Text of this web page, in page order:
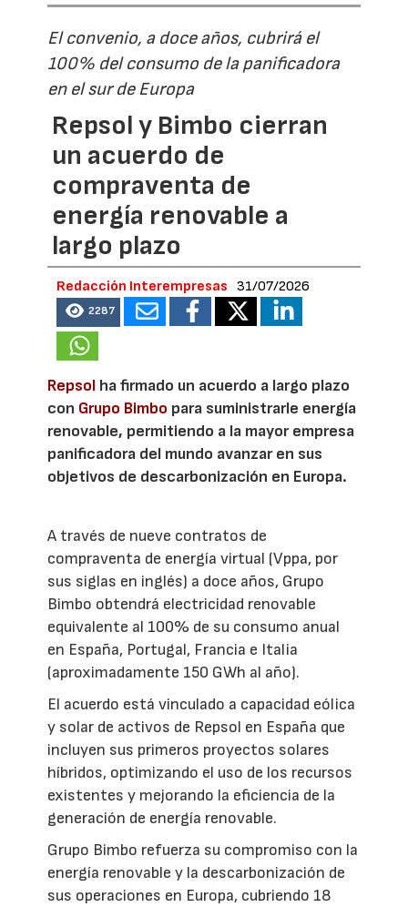
El convenio, a doce años, cubrirá el
100% del consumo de la panificadora
en el sur de Europa
Repsol y Bimbo cierran
un acuerdo de
compraventa de
energía renovable a
largo plazo
Redacción Interempresas 31/07/2026
2287
Repsol ha firmado un acuerdo a largo plazo
con Grupo Bimbo para suministrarle energía
renovable, permitiendo a la mayor empresa
panificadora del mundo avanzar en sus
objetivos de descarbonización en Europa.
A través de nueve contratos de
compraventa de energía virtual (Vppa, por
sus siglas en inglés) a doce años, Grupo
Bimbo obtendrá electricidad renovable
equivalente al 100% de su consumo anual
en España, Portugal, Francia e Italia
(aproximadamente 150 GWh al año).
El acuerdo está vinculado a capacidad eólica
y solar de activos de Repsol en España que
incluyen sus primeros proyectos solares
híbridos, optimizando el uso de los recursos
existentes y mejorando la eficiencia de la
generación de energía renovable.
Grupo Bimbo refuerza su compromiso con la
energía renovable y la descarbonización de
sus operaciones en Europa, cubriendo 18